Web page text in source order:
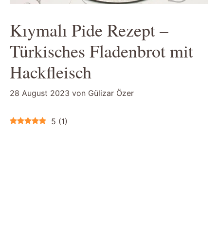
Kıymalı Pide Rezept –
Türkisches Fladenbrot mit
Hackfleisch
28 August 2023 von Gülizar Özer
5 (1)